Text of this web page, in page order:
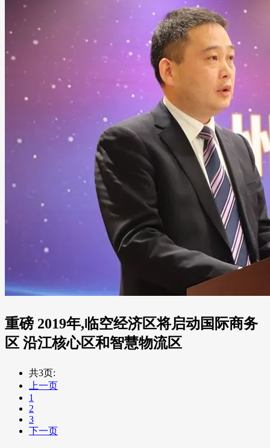
重磅 2019年,临空经济区将启动国际商务
区 沿江核心区和智慧物流区
共3页:
上一页
1
2
3
下一页